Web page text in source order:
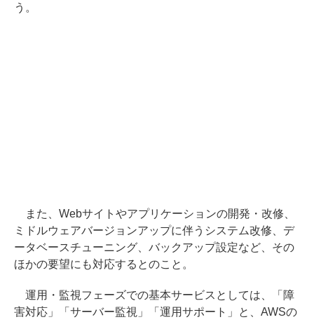
う。
また、Webサイトやアプリケーションの開発・改修、
ミドルウェアバージョンアップに伴うシステム改修、デ
ータベースチューニング、バックアップ設定など、その
ほかの要望にも対応するとのこと。
運用・監視フェーズでの基本サービスとしては、「障
害対応」「サーバー監視」「運用サポート」と、AWSの